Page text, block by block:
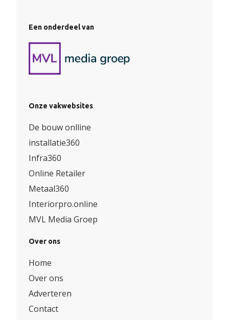
Een onderdeel van
Onze vakwebsites
De bouw onlline
installatie360
Infra360
Online Retailer
Metaal360
Interiorpro.online
MVL Media Groep
Over ons
Home
Over ons
Adverteren
Contact